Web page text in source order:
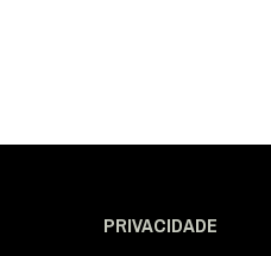
PRIVACIDADE